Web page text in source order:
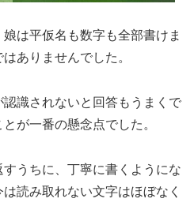
は平仮名も数字も全部書けま
ありませんでした。
識されないと回答もうまくで
が一番の懸念点でした。
うちに、丁寧に書くようにな
読み取れない文字はほぼなく